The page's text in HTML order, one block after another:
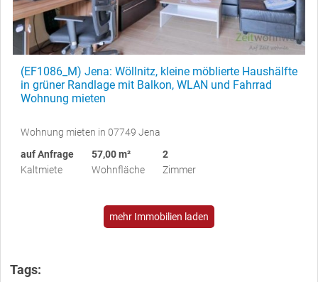
(EF1086_M) Jena: Wöllnitz, kleine möblierte Haushälfte
in grüner Randlage mit Balkon, WLAN und Fahrrad
Wohnung mieten
Wohnung mieten in 07749 Jena
auf Anfrage
Kaltmiete
57,00 m²
Wohnfläche
2
Zimmer
mehr Immobilien laden
Tags: